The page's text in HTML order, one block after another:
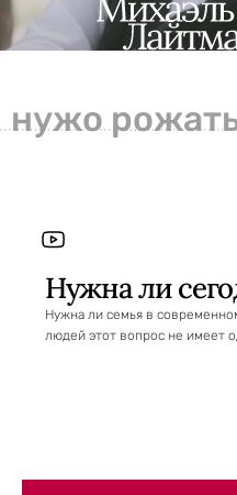
нужо
Нужна ли
Нужна ли семья в
людей этот вопрос не имеет